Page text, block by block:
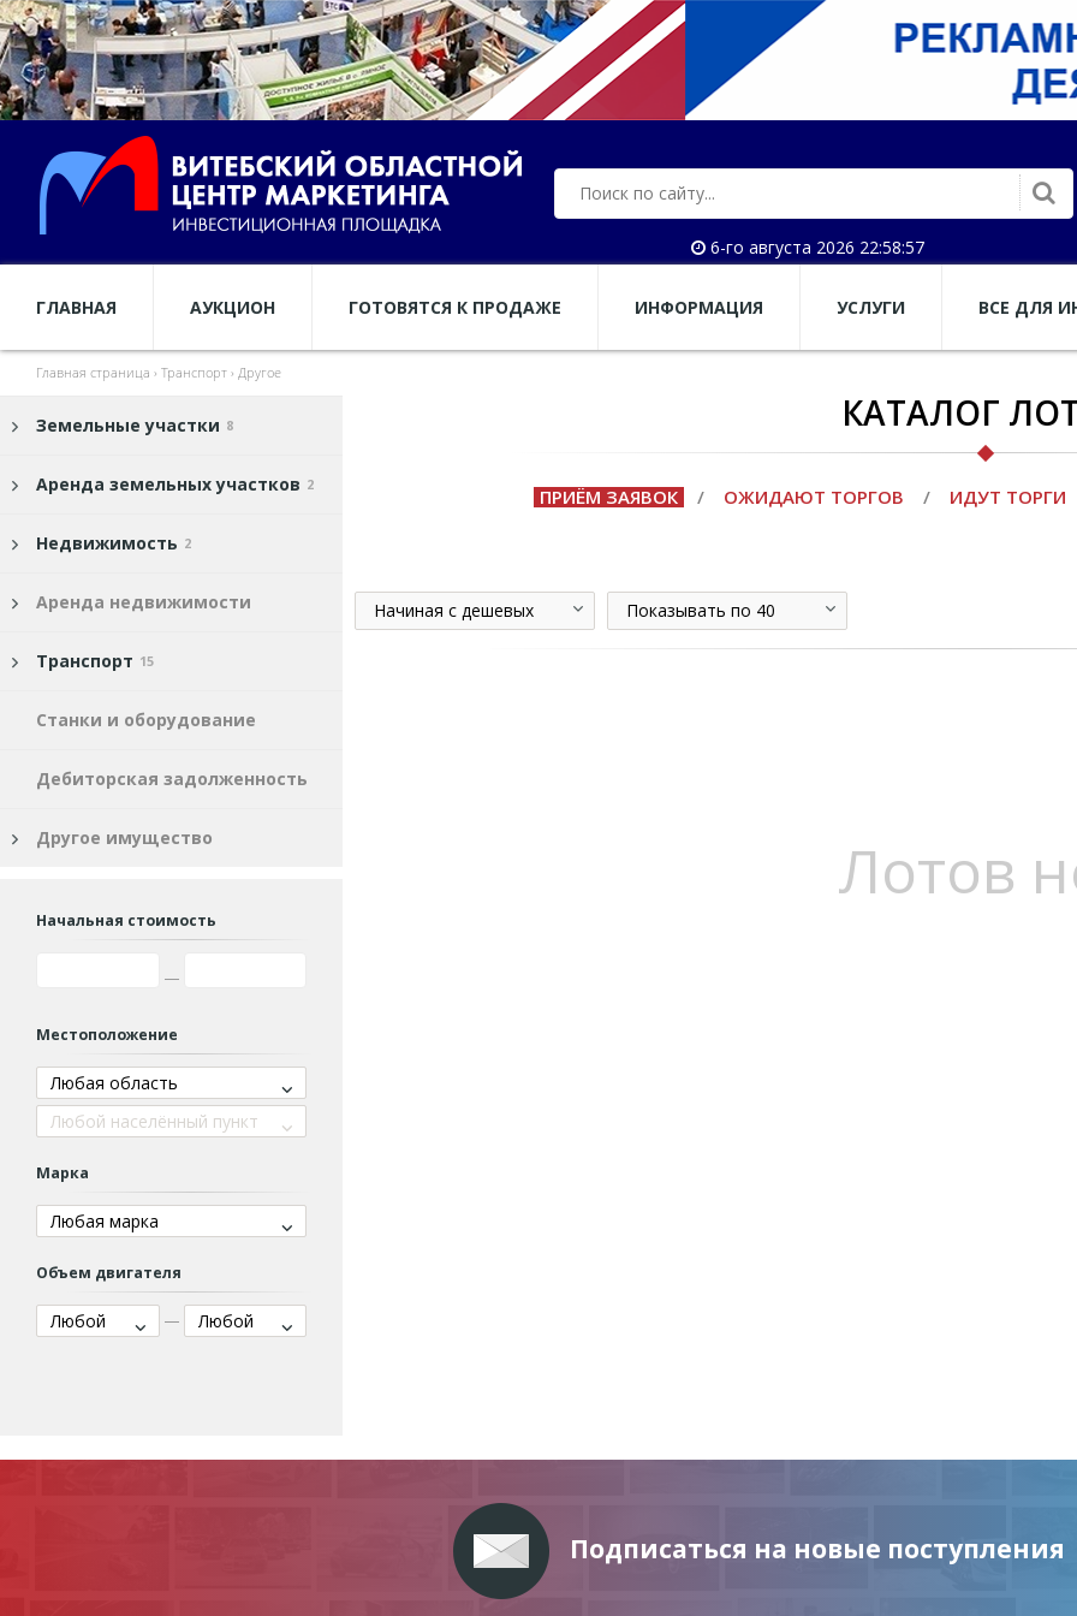
6-го августа 2026 22:58:57
ГЛАВНАЯ АУКЦИОН ГОТОВЯТСЯ К ПРОДАЖЕ ИНФОРМАЦИЯ УСЛУГИ ВСЕ ДЛЯ
Главная страница › Транспорт › Другое
Земельные участки 8
Аренда земельных участков 2
Недвижимость 2
Аренда недвижимости
Транспорт 15
Станки и оборудование
Дебиторская задолженность
Другое имущество
Начальная стоимость
Местоположение
Любая область
Любой населённый пункт
Марка
Любая марка
Объем двигателя
Любой Любой
КАТАЛОГ
ПРИЁМ ЗАЯВОК / ОЖИДАЮТ ТОРГОВ / ИДУТ ТОРГИ
Начиная с дешевых Показывать по 40
Лотов
Подписаться на новые поступления